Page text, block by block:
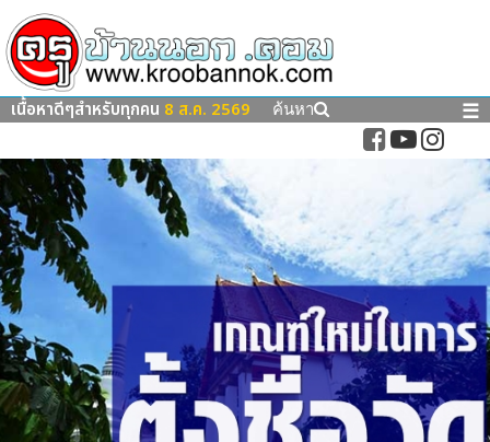
เนื้อหาดีๆสำหรับทุกคน 8 ส.ค. 2569 ค้นหา ☰